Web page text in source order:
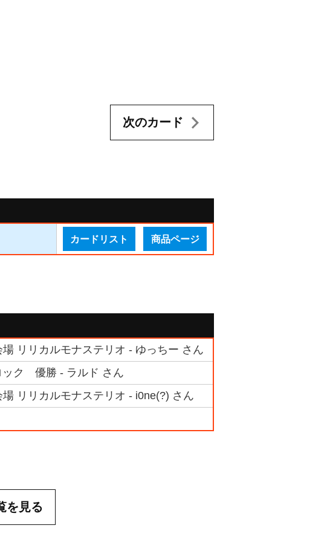
次のカード
カードリスト 商品ページ
リリカルモナステリオ - ゆっちー さん
ック 優勝 - ラルド さん
リリカルモナステリオ - i0ne(?) さん
を見る